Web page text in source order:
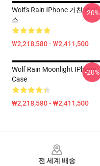
Wolf's Rain IPhone 거친 케이
스
₩2,218,580 - ₩2,411,500
-20%
Wolf Rain Moonlight IPhone
Case
₩2,218,580 - ₩2,411,500
-20%
전 세계 배송